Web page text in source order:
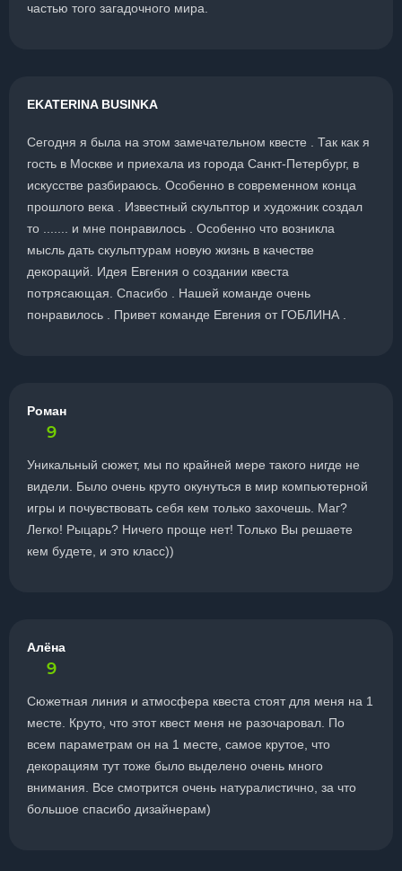
частью того загадочного мира.
EKATERINA BUSINKA
Сегодня я была на этом замечательном квесте . Так как я
гость в Москве и приехала из города Санкт-Петербург, в
искусстве разбираюсь. Особенно в современном конца
прошлого века . Известный скульптор и художник создал
то ....... и мне понравилось . Особенно что возникла
мысль дать скульптурам новую жизнь в качестве
декораций. Идея Евгения о создании квеста
потрясающая. Спасибо . Нашей команде очень
понравилось . Привет команде Евгения от ГОБЛИНА .
Роман
9
Уникальный сюжет, мы по крайней мере такого нигде не
видели. Было очень круто окунуться в мир компьютерной
игры и почувствовать себя кем только захочешь. Маг?
Легко! Рыцарь? Ничего проще нет! Только Вы решаете
кем будете, и это класс))
Алёна
9
Сюжетная линия и атмосфера квеста стоят для меня на 1
месте. Круто, что этот квест меня не разочаровал. По
всем параметрам он на 1 месте, самое крутое, что
декорациям тут тоже было выделено очень много
внимания. Все смотрится очень натуралистично, за что
большое спасибо дизайнерам)